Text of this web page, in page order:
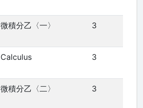
微積分乙〈一〉 3
Calculus 3
微積分乙〈二〉 3